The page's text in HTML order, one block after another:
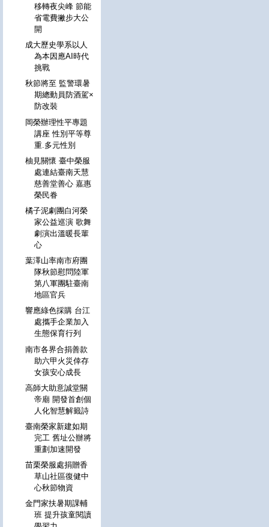
移轉夜尖峰 節能
省電費撇步大公
開
成大歷史學系以人
為本因應AI時代
挑戰
秋節將至 監警環暑
期總動員防酒駕×
防改裝
岡榮辦理性平專題
講座 性別平等尊
重.多元性別
柚見關懷 臺中榮服
處連結臺南天慧
慈善堂善心 嘉惠
榮民眷
橘子泥劇團白河榮
家公益巡演 歌舞
劇演出溫暖長輩
心
葉澤山率南市府團
隊秋節慰問陸軍
第八軍團駐臺南
地區官兵
響應綠色採購 台江
處攜手企業加入
生態保育行列
南市各界合捐善款
助六甲火災倖存
女孩安心成長
高師大助意誠堂關
帝廟 開發首創個
人化智慧解籤詩
臺南榮家新建如期
完工 舊址公辦將
重劃加速開發
苗栗榮服處捐贈香
草山社區復健中
心秋節物資
金門家扶暑期課輔
班 提升孩童閱讀